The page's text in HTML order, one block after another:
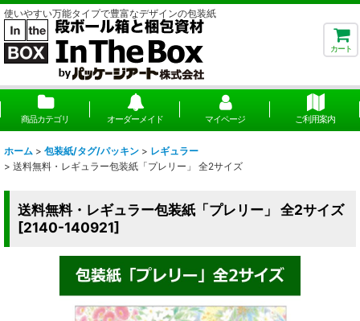
使いやすい万能タイプで豊富なデザインの包装紙
カート
商品カテゴリ オーダーメイド マイページ ご利用案内
ホーム > 包装紙/タグ/パッキン > レギュラー
> 送料無料・レギュラー包装紙「プレリー」 全2サイズ
送料無料・レギュラー包装紙「プレリー」 全2サイズ
[2140-140921]